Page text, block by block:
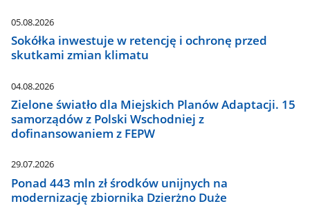
05.08.2026
Sokółka inwestuje w retencję i ochronę przed
skutkami zmian klimatu
04.08.2026
Zielone światło dla Miejskich Planów Adaptacji. 15
samorządów z Polski Wschodniej z
dofinansowaniem z FEPW
29.07.2026
Ponad 443 mln zł środków unijnych na
modernizację zbiornika Dzierżno Duże